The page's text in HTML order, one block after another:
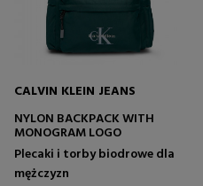
CALVIN KLEIN JEANS
NYLON BACKPACK WITH
MONOGRAM LOGO
Plecaki i torby biodrowe dla
mężczyzn